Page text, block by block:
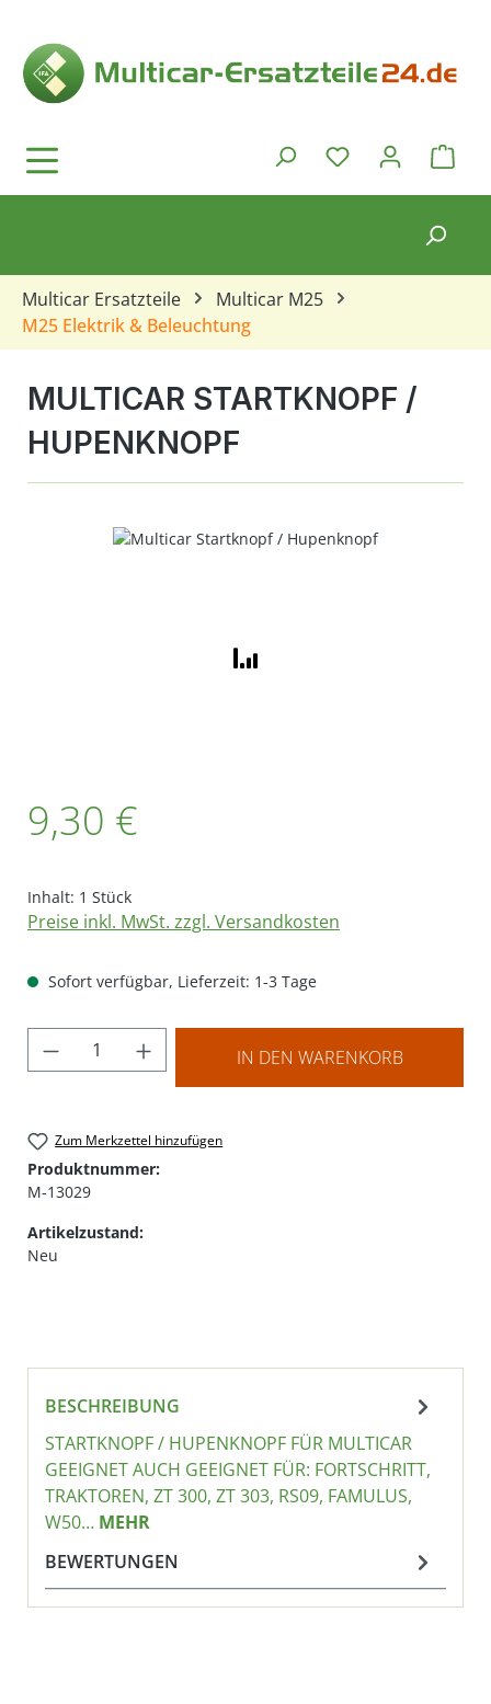
Du hast 0
Multicar Ersatzteile
Multicar M25
M25 Elektrik & Beleuchtung
MULTICAR STARTKNOPF /
HUPENKNOPF
Bildergalerie überspringen
9,30 €
Inhalt: 1 Stück
Preise inkl. MwSt. zzgl. Versandkosten
Sofort verfügbar, Lieferzeit: 1-3 Tage
Produkt Anzahl: Gib den gewünschten
IN DEN WARENKORB
Zum Merkzettel hinzufügen
Produktnummer:
M-13029
Artikelzustand:
Neu
BESCHREIBUNG
STARTKNOPF / HUPENKNOPF FÜR MULTICAR
GEEIGNET AUCH GEEIGNET FÜR: FORTSCHRITT,
TRAKTOREN, ZT 300, ZT 303, RS09, FAMULUS,
W50… MEHR
BEWERTUNGEN